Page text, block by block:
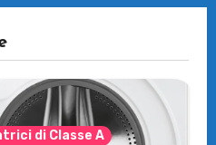
di Classe A